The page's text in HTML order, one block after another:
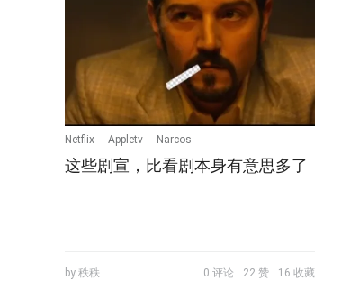
Netflix Appletv Narcos
这些剧宣，比看剧本身有意思多了
by 秩秩 0 评论 22 赞 16 收藏